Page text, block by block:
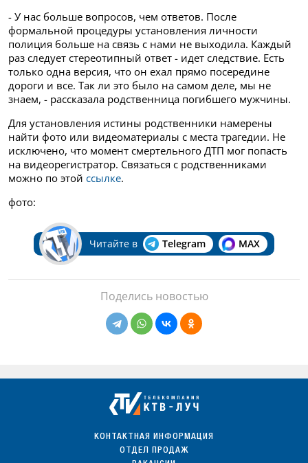
- У нас больше вопросов, чем ответов. После
формальной процедуры установления личности
полиция больше на связь с нами не выходила. Каждый
раз следует стереотипный ответ - идет следствие. Есть
только одна версия, что он ехал прямо посередине
дороги и все. Так ли это было на самом деле, мы не
знаем, - рассказала родственница погибшего мужчины.
Для установления истины родственники намерены
найти фото или видеоматериалы с места трагедии. Не
исключено, что момент смертельного ДТП мог попасть
на видеорегистратор. Связаться с родственниками
можно по этой ссылке.
фото:
Читайте в Telegram MAX
Поделись новостью
КОНТАКТНАЯ ИНФОРМАЦИЯ
ОТДЕЛ ПРОДАЖ